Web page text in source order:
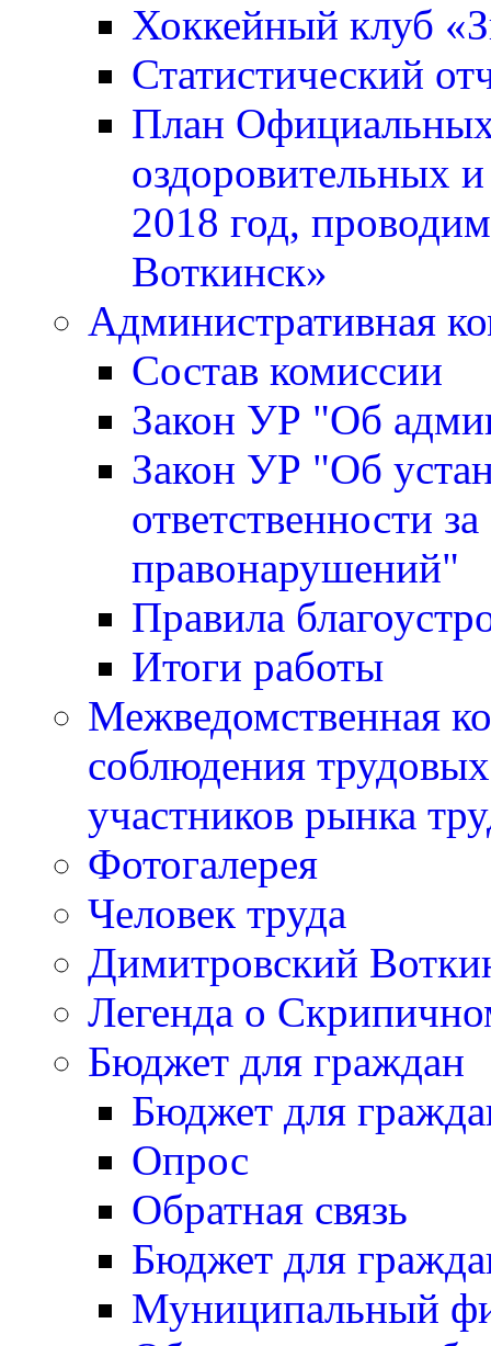
Хоккейный клуб
Статистический
План
оздоровительных
2018 год,
Воткинск»
Административная
Состав комиссии
Закон УР "Об
Закон УР "Об
ответственности
правонарушений"
Правила
Итоги работы
Межведомственная
соблюдения
участников рынка
Фотогалерея
Человек труда
Димитровский
Легенда о
Бюджет для граждан
Бюджет для
Опрос
Обратная связь
Бюджет для
Муниципальный